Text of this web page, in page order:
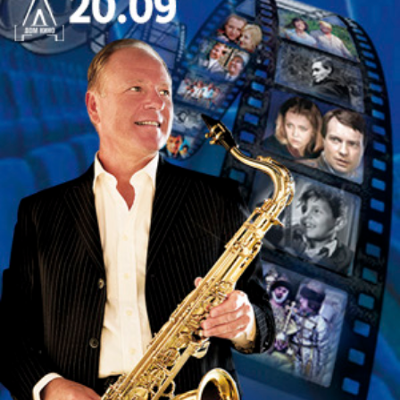
ИСПОЛНИТЕЛИ:
Софья Шустрова (вокал) & бэнд
Софья Шустрова – талантливая актриса,
вокалистка, звезда петербургской джазовой
сцены. Фронт-леди проекта, выпускница
Театральной Академии на Моховой и актриса
Александринского театра. В своём творчестве
певица ориентируется на легенд женского
джазового вокала: Billie Holiday, Sarah Vaughan,
Ella Fitzgerald, Billy Eckstine, Bill Henderson,
Johnny Hartman.
Актерская харизма в сочетании с виртуозным
вокалом делает каждое выступлении певицы
ярким и незабываемым. Софья успешно
сотрудничает со многими российскими и
зарубежными музыкантами: John Marshall, Grant
Stewart, Ilya Lustak, Todd Herbert и другими.